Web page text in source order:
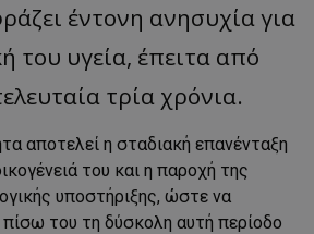
έντονη ανησυχία για
του υγεία, έπειτα από
τρία χρόνια.
αποτελεί η σταδιακή επανένταξη
του και η παροχή της
υποστήριξης, ώστε να
του τη δύσκολη αυτή περίοδο